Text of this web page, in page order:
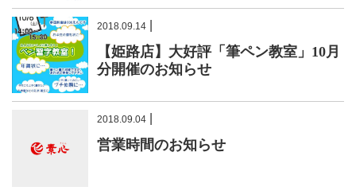
2018.09.14
【姫路店】大好評「筆ペン教室」10月
分開催のお知らせ
2018.09.04
営業時間のお知らせ